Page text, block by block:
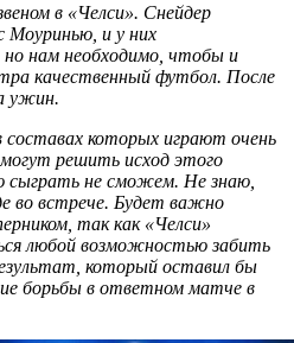
в «Челси». Снейдер
Моуринью, и у них
нам необходимо, чтобы и
качественный футбол. После
ужин.
составах которых играют очень
решить исход этого
не сможем. Не знаю,
во встрече. Будет важно
так как «Челси»
любой возможностью забить
который оставил бы
борьбы в ответном матче в